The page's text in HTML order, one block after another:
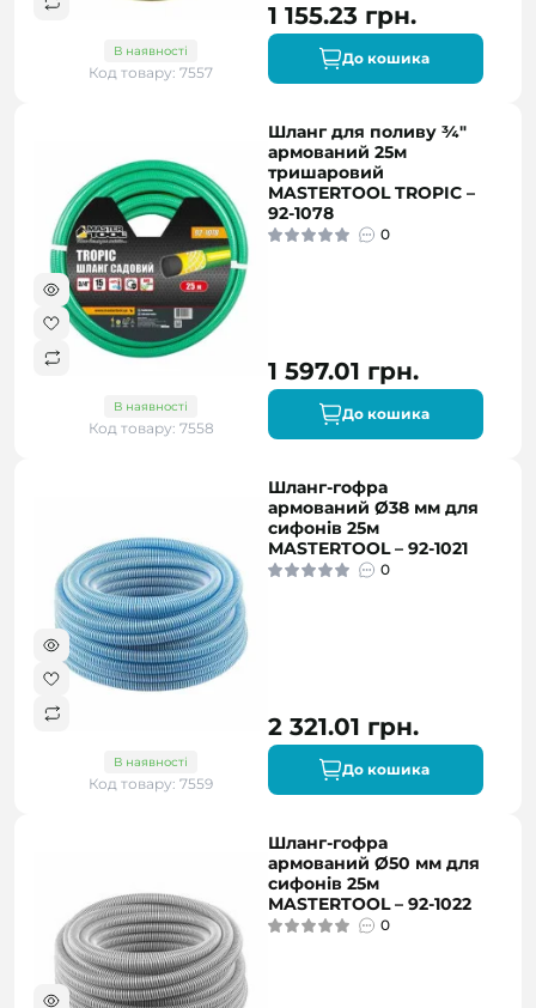
В наявності
Код товару: 7557
1 155.23 грн.
До кошика
В наявності
Код товару: 7558
Шланг для поливу ¾"
армований 25м
тришаровий
MASTERTOOL TROPIC –
92-1078
0
1 597.01 грн.
До кошика
В наявності
Код товару: 7559
Шланг-гофра
армований Ø38 мм для
сифонів 25м
MASTERTOOL – 92-1021
0
2 321.01 грн.
До кошика
Шланг-гофра
армований Ø50 мм для
сифонів 25м
MASTERTOOL – 92-1022
0